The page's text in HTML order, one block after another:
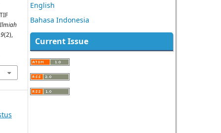
9(2),
English
Bahasa Indonesia
Current Issue